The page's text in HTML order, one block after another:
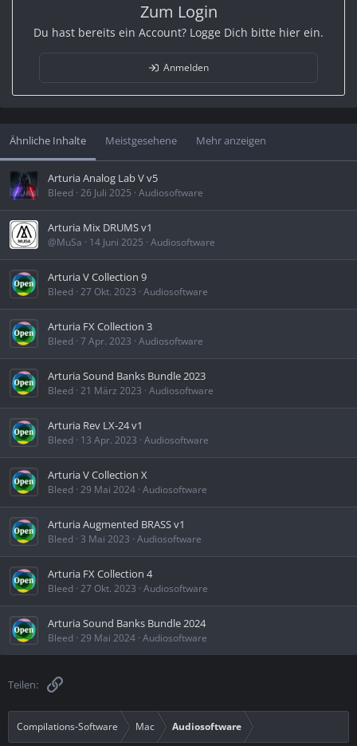
Zum Login
Du hast bereits ein Account? Logge Dich bitte hier ein.
Anmelden
Ähnliche Inhalte Meistgesehene Mehr anzeigen
Arturia Analog Lab V v5
Bleed 26 Juli 2025 Audiosoftware
Arturia Mix DRUMS v1
@MuSa 14 Juni 2025 Audiosoftware
Arturia V Collection 9
Bleed 27 Okt. 2023 Audiosoftware
Arturia FX Collection 3
Bleed 7 Apr. 2023 Audiosoftware
Arturia Sound Banks Bundle 2023
Bleed 21 März 2023 Audiosoftware
Arturia Rev LX-24 v1
Bleed 13 Apr. 2023 Audiosoftware
Arturia V Collection X
Bleed 29 Mai 2024 Audiosoftware
Arturia Augmented BRASS v1
Bleed 3 Mai 2023 Audiosoftware
Arturia FX Collection 4
Bleed 27 Okt. 2023 Audiosoftware
Arturia Sound Banks Bundle 2024
Bleed 29 Mai 2024 Audiosoftware
Teilen: Link
Compilations-Software Mac Audiosoftware